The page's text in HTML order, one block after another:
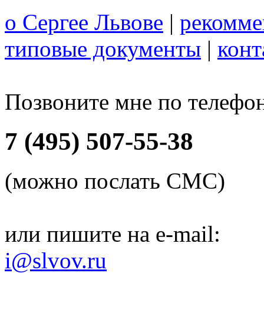
о Сергее Львове |
типовые документы |
Позвоните мне по
7 (495) 507-55-38
(можно послать СМС)
или пишите на e-mail:
i@slvov.ru